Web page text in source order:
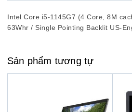
Intel Core i5-1145G7 (4 Core, 8M
63Whr / Single Pointing Backlit US-
Sản phẩm tương tự